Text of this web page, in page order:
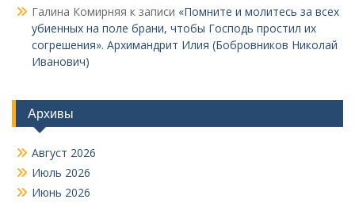
Галина Комирняя к записи «Помните и молитесь за всех
убиенных на поле брани, чтобы Господь простил их
согрешения». Архимандрит Илия (Бобровников Николай
Иванович)
Архивы
Август 2026
Июль 2026
Июнь 2026